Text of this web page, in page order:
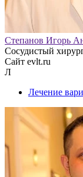
Степанов Игорь
Сосудистый
Сайт evlt.ru
Л
Лечение